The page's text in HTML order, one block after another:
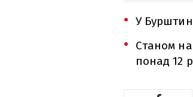
У
Станом
понад 12